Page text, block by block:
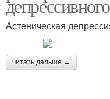
Астеническая
читать дальше →